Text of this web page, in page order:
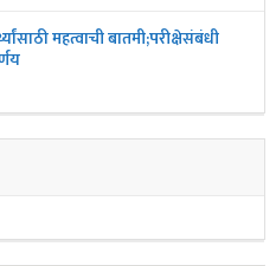
महत्वाची बातमी;परीक्षेसंबंधी